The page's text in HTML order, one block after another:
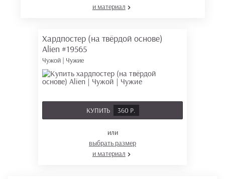
и материал
Хардпостер (на твёрдой основе)
Alien #19565
Чужой | Чужие
КУПИТЬ 360 Р.
или
выбрать размер
и материал